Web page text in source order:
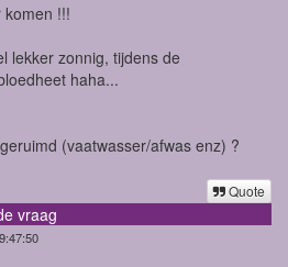
!!!
lekker zonnig, tijdens de
haha...
(vaatwasser/afwas enz) ?
Quote
vraag